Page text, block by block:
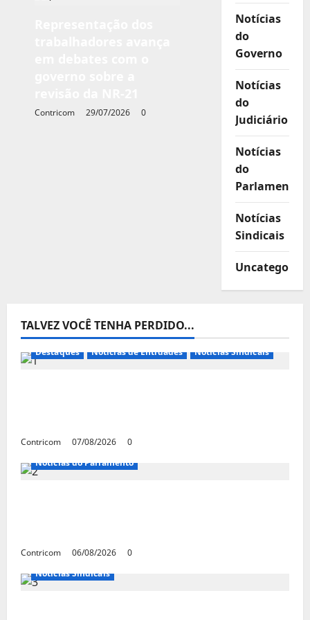
Contricom 29/07/2026 0
Notícias
do
Governo
Notícias
do
Judiciário
Notícias
do
Parlamento
Notícias
Sindicais
TALVEZ VOCÊ TENHA PERDIDO...
Destaques Notícias de Entidades Notícias Sindicais
Contricom 07/08/2026
0
Notícias do Parlamento
Contricom 06/08/2026
0
Notícias Sindicais